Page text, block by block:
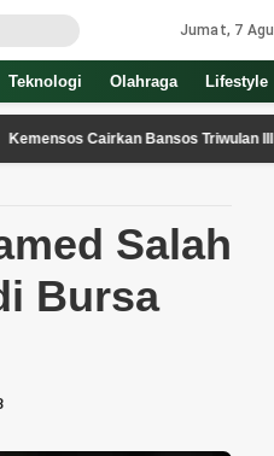
Jumat, 7
Teknologi Olahraga Lifestyle
Cairkan Bansos Triwulan III Agustus
Salah
Bursa